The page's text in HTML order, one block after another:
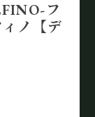
フ
ノ【デ